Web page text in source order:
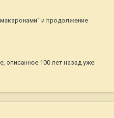
и продолжение
описанное 100 лет назад уже